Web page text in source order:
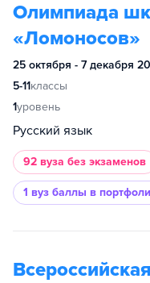
Олимпиада
«Ломоносов»
25 октября - 7 декабря
5-11классы
1уровень
Русский язык
92 вуза без экзаменов
1 вуз баллы в